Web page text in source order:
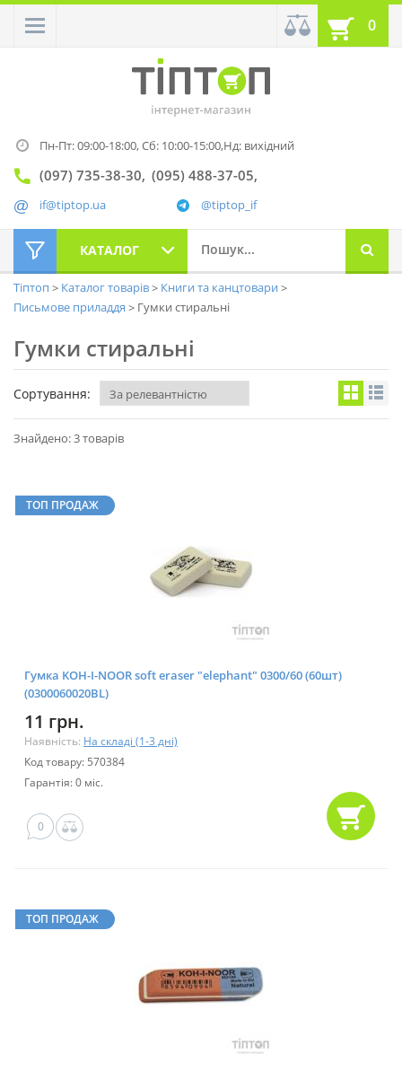
0
Пн-Пт: 09:00-18:00,Сб: 10:00-15:00,Нд: вихідний
(097) 735-38-30 (095) 488-37-05
@tiptop_if
if@tiptop.ua
КАТАЛОГ
Тіптоп Каталог товарів
Книги та канцтовари
Письмове приладдя
Гумки стиральні
Гумки стиральні
Сортування:
Знайдено: 3 товарів
ТОП ПРОДАЖ
Гумка KOH-I-NOOR soft eraser "elephant" 0300/60 (60шт)
(0300060020BL)
11 грн.
Наявність: На складі (1-3 дні)
Код товару: 570384
Гарантія: 0 міс.
0
ТОП ПРОДАЖ